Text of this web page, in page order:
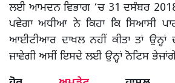
ਲਈ ਆਮਦਨ ਵਿਭਾਗ ‘ਚ 31 ਦਸੰਬਰ
ਪਵੇਗਾ ਅਧੀਆ ਨੇ ਕਿਹਾ ਕਿ ਸਿਆਸੀ
ਆਈਟੀਆਰ ਦਾਖਲ ਨਹੀਂ ਕੀਤਾ ਤਾਂ
ਜਾਵੇਗੀ ਅਸੀਂ ਇਸਦੇ ਲਈ ਉਨ੍ਹਾਂ ਨੋਟਿਸ